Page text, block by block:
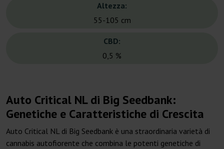
Altezza:
55-105 cm
CBD:
0,5 %
Auto Critical NL di Big Seedbank:
Genetiche e Caratteristiche di Crescita
Auto Critical NL di Big Seedbank è una straordinaria varietà di
cannabis autofiorente che combina le potenti genetiche di